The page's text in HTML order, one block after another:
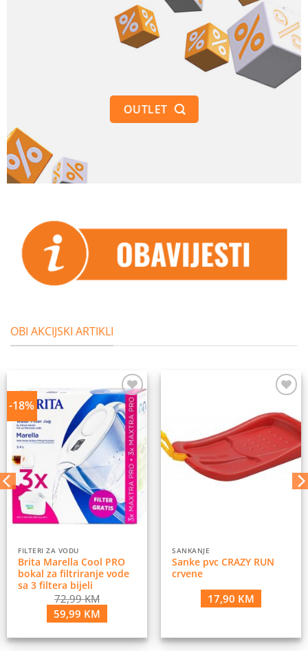
OUTLET
OBI AKCIJSKI ARTIKLI
-18%
Dodaj
na
listu
želja
FILTERI ZA VODU
Brita Marella Cool PRO
bokal za filtriranje vode
sa 3 filtera bijeli
72,99KM
Original
price
72,99 KM.
59,99 KM
price
59,99 KM.
na
listu
želja
SANKANJE
Sanke pvc CRAZY RUN
crvene
17,90 KM